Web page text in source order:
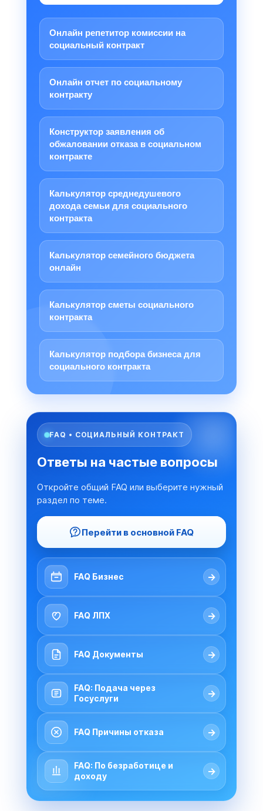
Онлайн репетитор комиссии на
социальный контракт
Онлайн отчет по социальному
контракту
Конструктор заявления об
обжаловании отказа в социальном
контракте
Калькулятор среднедушевого
дохода семьи для социального
контракта
Калькулятор семейного бюджета
онлайн
Калькулятор сметы социального
контракта
Калькулятор подбора бизнеса для
социального контракта
FAQ • СОЦИАЛЬНЫЙ КОНТРАКТ
Ответы на частые вопросы
Откройте общий FAQ или выберите нужный
раздел по теме.
Перейти в основной FAQ
FAQ Бизнес →
FAQ ЛПХ →
FAQ Документы →
FAQ: Подача через
Госуслуги
→
FAQ Причины отказа →
FAQ: По безработице и
доходу
→